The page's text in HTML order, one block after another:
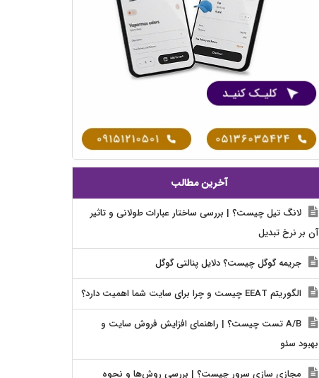
آخرین مطالب
لانگ تیل چیست؟ | بررسی ساختار عبارات طولانی و تاثیر
آن بر نرخ تبدیل
جریمه گوگل چیست؟ دلایل پنالتی گوگل
الگوریتم EEAT چیست و چرا برای سایت شما اهمیت دارد؟
A/B تست چیست؟ | راهنمای افزایش فروش سایت و
بهبود سئو
مجازی سازی سرور چیست؟ | بررسی روش‌ها و نحوه